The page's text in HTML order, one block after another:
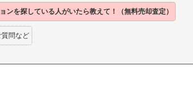
ンを探している人がいたら教えて！（無料売却査定）
問など